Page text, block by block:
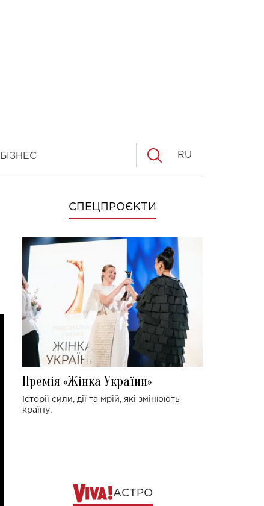
БІЗНЕС RU
СПЕЦПРОЄКТИ
Премія «Жінка України»
Історії сили, дії та мрій, які змінюють
країну.
АСТРО